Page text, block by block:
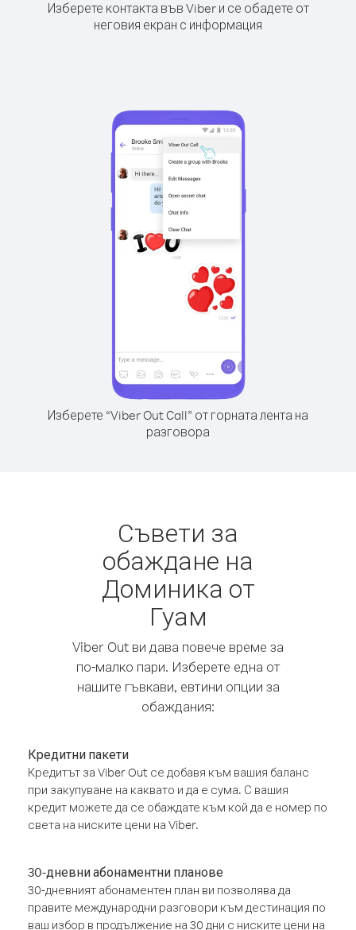
Изберете контакта във Viber и се обадете от
неговия екран с информация
Изберете “Viber Out Call” от горната лента на
разговора
Съвети за
обаждане на
Доминика от
Гуам
Viber Out ви дава повече време за
по-малко пари. Изберете една от
нашите гъвкави, евтини опции за
обаждания:
Кредитни пакети
Кредитът за Viber Out се добавя към вашия баланс
при закупуване на каквато и да е сума. С вашия
кредит можете да се обаждате към кой да е номер по
света на ниските цени на Viber.
30-дневни абонаментни планове
30-дневният абонаментен план ви позволява да
правите международни разговори към дестинация по
ваш избор в продължение на 30 дни с ниските цени на